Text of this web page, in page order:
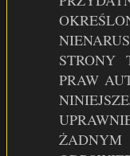
STRONY
PRAW